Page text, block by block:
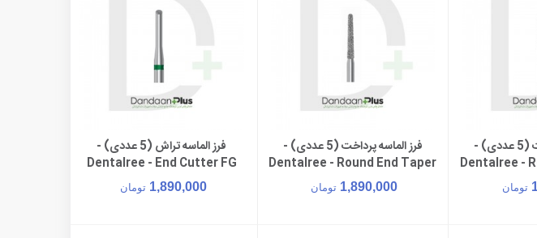
سبد خریدفرز الماسه پرداخت (5 عددی) -
Dentalree -
تومان
افزودن به سبد خریدفرز الماسه پرداخت (5 عددی) -
Dentalree - Round End Taper
FG 850
1,890,000 تومان
افزودن به سبد خرید
فرز الماسه تراش (5 عددی) -
Dentalree - End Cutter FG
839
1,890,000 تومان